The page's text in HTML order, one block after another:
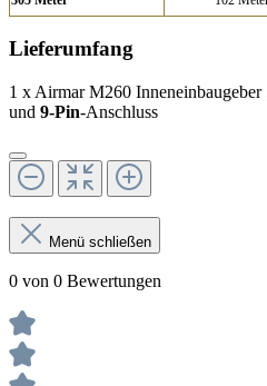
Lieferumfang
1 x Airmar M260
und 9-Pin-Anschluss
Menü schließen
0 von 0 Bewertungen